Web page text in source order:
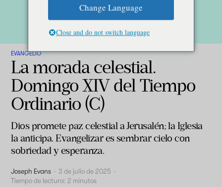
EVANGELIO
La morada celestial.
Domingo XIV del Tiempo
Ordinario (C)
Dios promete paz celestial a Jerusalén; la Iglesia
la anticipa. Evangelizar es sembrar cielo con
sobriedad y esperanza.
Joseph Evans · 3 de julio de 2025 ·
Tiempo de lectura: 2 minutos
Change Language
Close and do not switch language